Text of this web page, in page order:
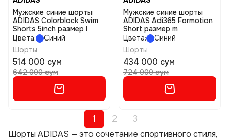
Мужские синие шорты
ADIDAS Colorblock Swim
Shorts 5inch размер l
Цвета:
Синий
Шорты
514 000 сум
642 000 сум
Мужские синие шорты
ADIDAS Adi365 Formotion
Short размер m
Цвета:
Синий
Шорты
434 000 сум
724 000 сум
1 2
3
Шорты ADIDAS — это сочетание спортивного стиля,